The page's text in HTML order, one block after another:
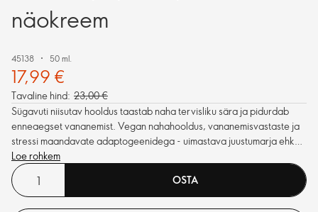
näokreem
45138 50 ml.
17,99 €
Tavaline hind: 23,00 €
Sügavuti niisutav hooldus taastab naha tervisliku sära ja pidurdab
enneaegset vananemist. Vegan nahahooldus, vananemisvastaste ja
stressi maandavate adaptogeenidega - uimastava juustumarja ehk
ashwagandha ja Hiina sidrunväändiku marjade ekstraktiga.
Loe rohkem
OSTA